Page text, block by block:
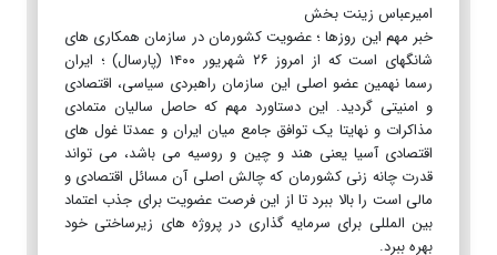
امیرعباس زینت بخش
خبر مهم این روزها ؛ عضویت کشورمان در سازمان همکاری های
شانگهای است که از امروز ۲۶ شهریور ۱۴۰۰ (پارسال) ؛ ایران
رسما نهمین عضو اصلی این سازمان راهبردی سیاسی، اقتصادی
و امنیتی گردید. این دستاورد مهم که حاصل سالیان متمادی
مذاکرات و نهایتا یک توافق جامع میان ایران و عمدتا غول های
اقتصادی آسيا یعنی هند و چین و روسیه می باشد، می تواند
قدرت چانه زنی کشورمان که چالش اصلی آن مسائل اقتصادی و
مالی است را بالا ببرد تا از این فرصت عضویت برای جذب اعتماد
بین المللی برای سرمایه گذاری در پروژه های زیرساختی خود
بهره ببرد.